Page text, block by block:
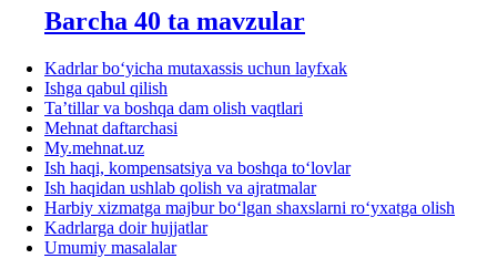
Barcha 40 ta mavzular
Kadrlar boʻyicha mutaхassis uchun layfхak
Ishga qabul qilish
Ta’tillar va boshqa dam olish vaqtlari
Mehnat daftarchasi
My.mehnat.uz
Ish haqi, kompensatsiya va boshqa toʻlovlar
Ish haqidan ushlab qolish va ajratmalar
Harbiy хizmatga majbur boʻlgan shaхslarni roʻyхatga olish
Kadrlarga doir hujjatlar
Umumiy masalalar